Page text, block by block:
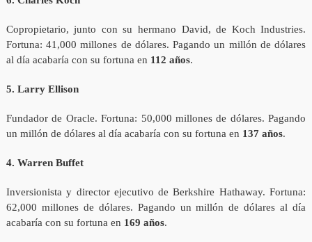
Copropietario, junto con su hermano David, de Koch Industries.
Fortuna: 41,000 millones de dólares. Pagando un millón de dólares
al día acabaría con su fortuna en 112 años.
5. Larry Ellison
Fundador de Oracle. Fortuna: 50,000 millones de dólares. Pagando
un millón de dólares al día acabaría con su fortuna en 137 años.
4. Warren Buffet
Inversionista y director ejecutivo de Berkshire Hathaway. Fortuna:
62,000 millones de dólares. Pagando un millón de dólares al día
acabaría con su fortuna en 169 años.